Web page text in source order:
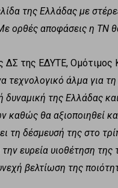
της Ελλάδας με
ορθές αποφάσεις η ΤΝ
ΔΣ της ΕΔΥΤΕ, Ομότιμος
τεχνολογικό άλμα για
δυναμική της Ελλάδας
καθώς θα αξιοποιηθεί
τη δέσμευσή της στο
ευρεία υιοθέτηση
βελτίωση της